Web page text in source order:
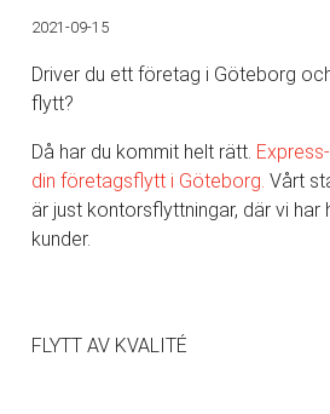
2021-09-15
Driver du ett företag i Göteborg
flytt?
Då har du kommit helt rätt.
din företagsflytt i Göteborg. Vårt
är just kontorsflyttningar, där vi har
kunder.
FLYTT AV KVALITÉ